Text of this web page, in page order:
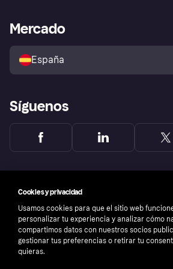
Directorio de tiendas
Política de protección al
comprador de Klarna
Reclamaciones
Acceso empresas
Mercado
España
Síguenos
Cookies y privacidad
Usamos cookies para que el sitio web
personalizar tu experiencia y analizar cómo
compartimos datos con nuestros socios
gestionar tus preferencias o retirar tu
quieras.